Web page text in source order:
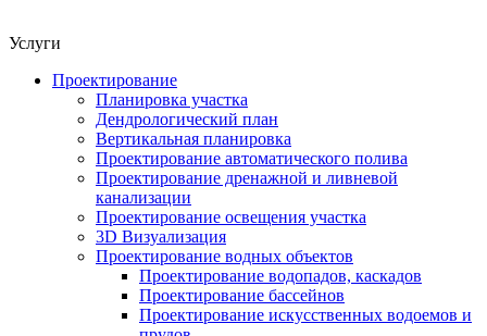
Услуги
Проектирование
Планировка участка
Дендрологический план
Вертикальная планировка
Проектирование автоматического полива
Проектирование дренажной и ливневой
канализации
Проектирование освещения участка
3D Визуализация
Проектирование водных объектов
Проектирование водопадов, каскадов
Проектирование бассейнов
Проектирование искусственных водоемов и